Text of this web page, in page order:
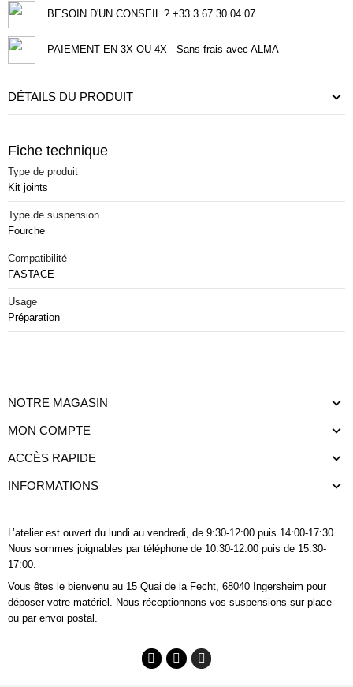
BESOIN D'UN CONSEIL ? +33 3 67 30 04 07
PAIEMENT EN 3X OU 4X - Sans frais avec ALMA
DÉTAILS DU PRODUIT
Fiche technique
Type de produit
Kit joints
Type de suspension
Fourche
Compatibilité
FASTACE
Usage
Préparation
NOTRE MAGASIN
MON COMPTE
ACCÈS RAPIDE
INFORMATIONS
L’atelier est ouvert du lundi au vendredi, de 9:30-12:00 puis 14:00-17:30.
Nous sommes joignables par téléphone de 10:30-12:00 puis de 15:30-
17:00.
Vous êtes le bienvenu au 15 Quai de la Fecht, 68040 Ingersheim pour
déposer votre matériel. Nous réceptionnons vos suspensions sur place
ou par envoi postal.